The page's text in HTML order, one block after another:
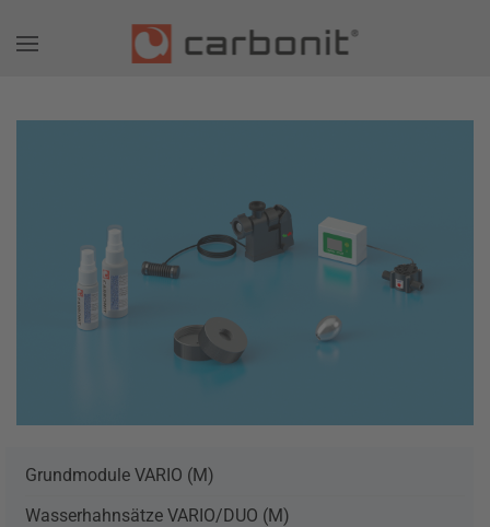
Grundmodule VARIO (M)
Wasserhahnsätze VARIO/DUO (M)